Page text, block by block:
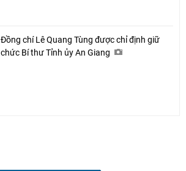
Đồng chí Lê Quang Tùng được chỉ định giữ
chức Bí thư Tỉnh ủy An Giang